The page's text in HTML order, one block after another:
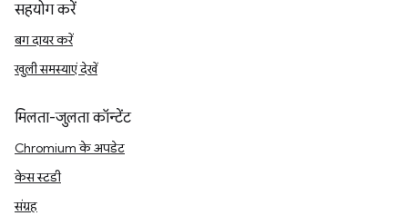
सहयोग करें
बग दायर करें
खुली समस्याएं देखें
मिलता-जुलता कॉन्टेंट
Chromium के अपडेट
केस स्टडी
संग्रह